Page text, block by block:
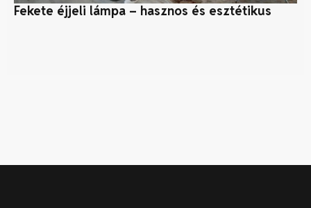
Fekete éjjeli lámpa – hasznos és esztétikus